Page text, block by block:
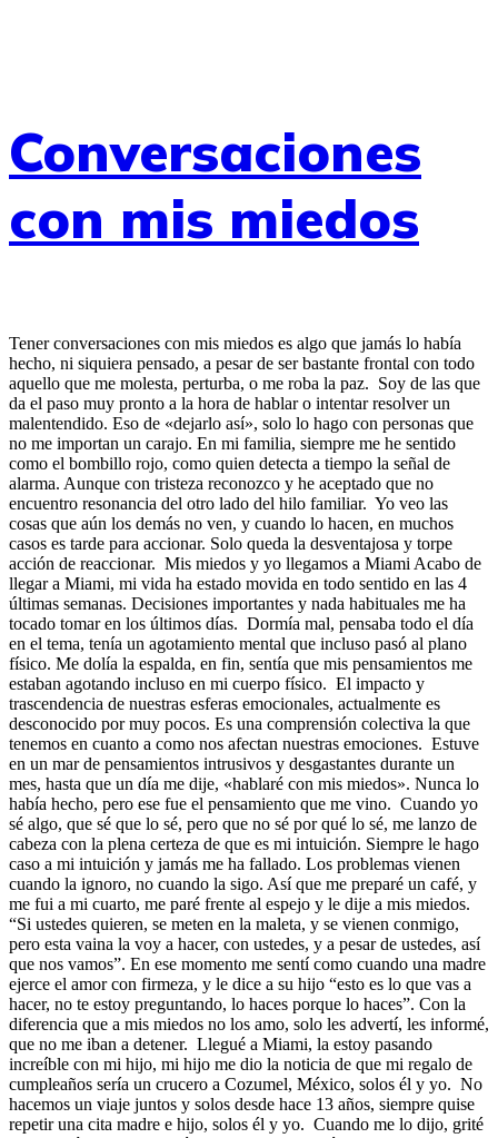
Conversaciones
con mis miedos
Tener conversaciones con mis miedos es algo que jamás lo había
hecho, ni siquiera pensado, a pesar de ser bastante frontal con todo
aquello que me molesta, perturba, o me roba la paz. Soy de las que
da el paso muy pronto a la hora de hablar o intentar resolver un
malentendido. Eso de «dejarlo así», solo lo hago con personas que
no me importan un carajo. En mi familia, siempre me he sentido
como el bombillo rojo, como quien detecta a tiempo la señal de
alarma. Aunque con tristeza reconozco y he aceptado que no
encuentro resonancia del otro lado del hilo familiar. Yo veo las
cosas que aún los demás no ven, y cuando lo hacen, en muchos
casos es tarde para accionar. Solo queda la desventajosa y torpe
acción de reaccionar. Mis miedos y yo llegamos a Miami Acabo de
llegar a Miami, mi vida ha estado movida en todo sentido en las 4
últimas semanas. Decisiones importantes y nada habituales me ha
tocado tomar en los últimos días. Dormía mal, pensaba todo el día
en el tema, tenía un agotamiento mental que incluso pasó al plano
físico. Me dolía la espalda, en fin, sentía que mis pensamientos me
estaban agotando incluso en mi cuerpo físico. El impacto y
trascendencia de nuestras esferas emocionales, actualmente es
desconocido por muy pocos. Es una comprensión colectiva la que
tenemos en cuanto a como nos afectan nuestras emociones. Estuve
en un mar de pensamientos intrusivos y desgastantes durante un
mes, hasta que un día me dije, «hablaré con mis miedos». Nunca lo
había hecho, pero ese fue el pensamiento que me vino. Cuando yo
sé algo, que sé que lo sé, pero que no sé por qué lo sé, me lanzo de
cabeza con la plena certeza de que es mi intuición. Siempre le hago
caso a mi intuición y jamás me ha fallado. Los problemas vienen
cuando la ignoro, no cuando la sigo. Así que me preparé un café, y
me fui a mi cuarto, me paré frente al espejo y le dije a mis miedos.
“Si ustedes quieren, se meten en la maleta, y se vienen conmigo,
pero esta vaina la voy a hacer, con ustedes, y a pesar de ustedes, así
que nos vamos”. En ese momento me sentí como cuando una madre
ejerce el amor con firmeza, y le dice a su hijo “esto es lo que vas a
hacer, no te estoy preguntando, lo haces porque lo haces”. Con la
diferencia que a mis miedos no los amo, solo les advertí, les informé,
que no me iban a detener. Llegué a Miami, la estoy pasando
increíble con mi hijo, mi hijo me dio la noticia de que mi regalo de
cumpleaños sería un crucero a Cozumel, México, solos él y yo. No
hacemos un viaje juntos y solos desde hace 13 años, siempre quise
repetir una cita madre e hijo, solos él y yo. Cuando me lo dijo, grité